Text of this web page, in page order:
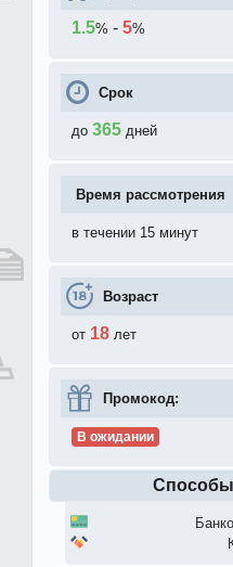
1.5% - 5%
Срок
до 365 дней
Время рассмотрения
в течении 15 минут
Возраст
от 18 лет
Промокод:
В ожидании